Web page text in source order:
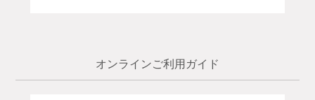
オンラインご利用ガイド